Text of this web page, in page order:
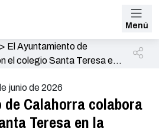
Menú
El Ayuntamiento de
el colegio Santa Teresa en
junio de 2026
de Calahorra colabora
Teresa en la